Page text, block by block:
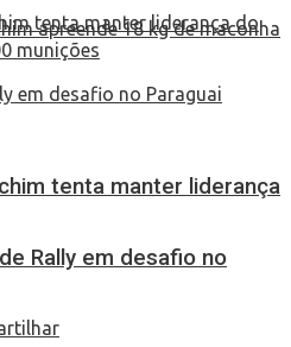
tenta manter liderança
Rally em desafio no